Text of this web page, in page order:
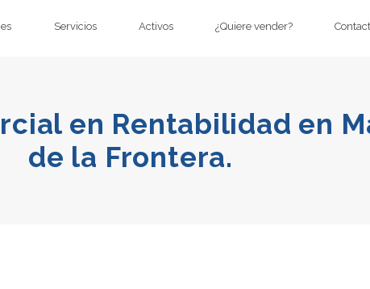
Servicios Activos ¿Quiere vender?
en Rentabilidad en
de la Frontera.